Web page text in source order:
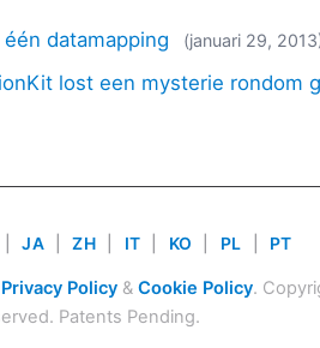
datamapping (januari 29,
lost een mysterie rondom
JA ZH IT KO PL PT
Privacy Policy& Cookie Policy.
Patents Pending.